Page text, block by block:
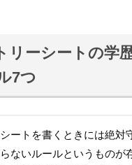
リーシートの学
7つ
ートを書くときには絶対
ないルールというものが